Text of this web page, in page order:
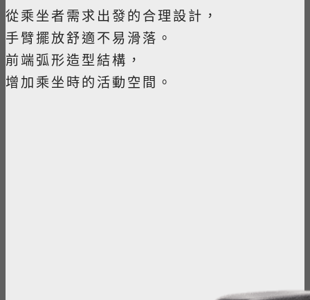
從乘坐者需求出發的合理設計，
手臂擺放舒適不易滑落。
前端弧形造型結構，
增加乘坐時的活動空間。